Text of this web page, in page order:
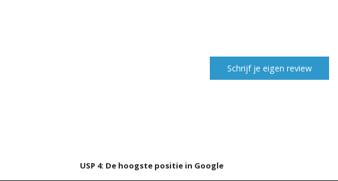
Schrijf je eigen review
USP 4: De hoogste positie in Google